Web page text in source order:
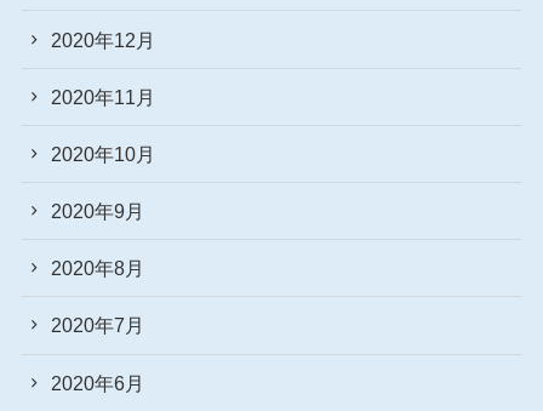
2020年12月
2020年11月
2020年10月
2020年9月
2020年8月
2020年7月
2020年6月